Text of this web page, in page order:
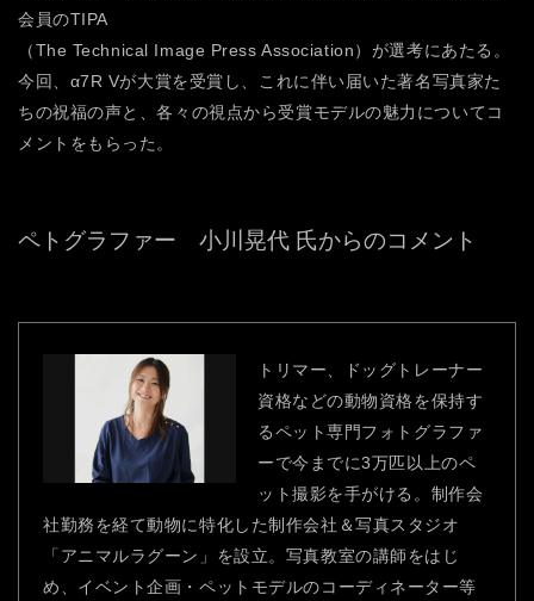
会員のTIPA
（The Technical Image Press Association）が選考にあたる。
今回、α7R Vが大賞を受賞し、これに伴い届いた著名写真家た
ちの祝福の声と、各々の視点から受賞モデルの魅力についてコ
メントをもらった。
ペトグラファー 小川晃代 氏からのコメント
トリマー、ドッグトレーナー
資格などの動物資格を保持す
るペット専門フォトグラファ
ーで今までに3万匹以上のペ
ット撮影を手がける。制作会
社勤務を経て動物に特化した制作会社＆写真スタジオ
「アニマルラグーン」を設立。写真教室の講師をはじ
め、イベント企画・ペットモデルのコーディネーター等